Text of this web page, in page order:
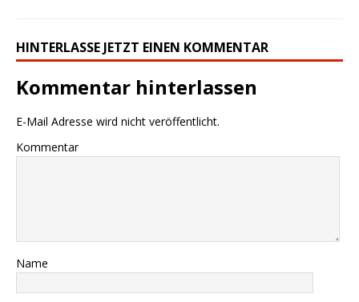
HINTERLASSE JETZT EINEN KOMMENTAR
Kommentar hinterlassen
E-Mail Adresse wird nicht veröffentlicht.
Kommentar
Name